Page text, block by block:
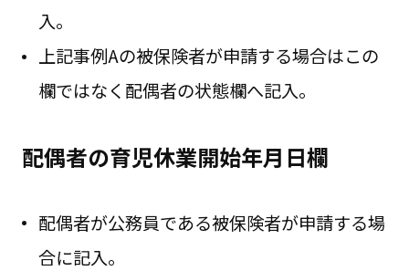
入。
上記事例Aの被保険者が申請する場合はこの
欄ではなく配偶者の状態欄へ記入。
配偶者の育児休業開始年月日欄
配偶者が公務員である被保険者が申請する場
合に記入。